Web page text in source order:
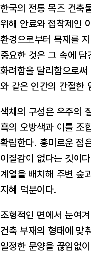
한국의 전통 목조 건축
위해 안료와 접착제인
환경으로부터 목재를
중요한 것은 그 속에 담
화려함을 달리함으로
와 같은 인간의 간절한
색채의 구성은 우주의
흑의 오방색과 이를 조
확립한다. 흥미로운 점
이질감이 없다는 것이
계열을 배치해 주변 숲
지혜 덕분이다.
조형적인 면에서 눈여
건축 부재의 형태에 맞
일정한 문양을 끊임없